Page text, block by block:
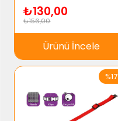
₺130,00
₺156,00
Ürünü İncele
%17